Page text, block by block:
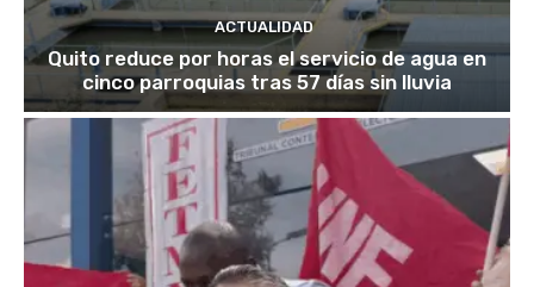
ACTUALIDAD
Quito reduce por horas el servicio de agua en
cinco parroquias tras 57 días sin lluvia